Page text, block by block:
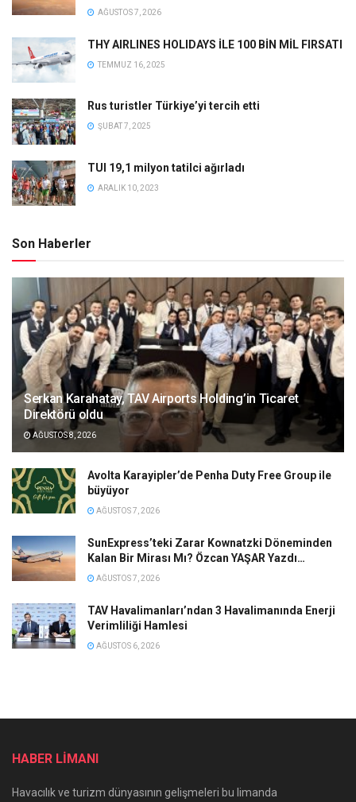
AĞUSTOS 7, 2026
THY AIRLINES HOLIDAYS İLE 100 BİN MİL FIRSATI
TEMMUZ 16, 2025
Rus turistler Türkiye’yi tercih etti
ŞUBAT 7, 2025
TUI 19,1 milyon tatilci ağırladı
ARALIK 10, 2023
Son Haberler
Serkan Karahatay, TAV Airports Holding’in Ticaret
Direktörü oldu
AĞUSTOS 8, 2026
Avolta Karayipler’de Penha Duty Free Group ile
büyüyor
AĞUSTOS 7, 2026
SunExpress’teki Zarar Kownatzki Döneminden
Kalan Bir Mirası Mı? Özcan YAŞAR Yazdı…
AĞUSTOS 7, 2026
TAV Havalimanları’ndan 3 Havalimanında Enerji
Verimliliği Hamlesi
AĞUSTOS 6, 2026
HABER LİMANI
Havacılık ve turizm dünyasının gelişmeleri bu limanda